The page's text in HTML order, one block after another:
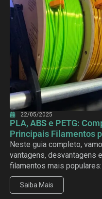
22/05/2025
PLA, ABS e PETG:
Principais Filamentos
Neste guia completo,
vantagens, desvantagens
filamentos mais populares:
Saiba Mais